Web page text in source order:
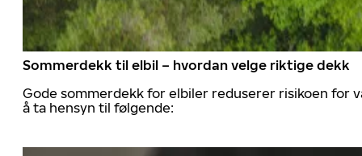
Sommerdekk til elbil – hvordan velge riktige dekk
Gode sommerdekk for elbiler reduserer risikoen for
å ta hensyn til følgende: